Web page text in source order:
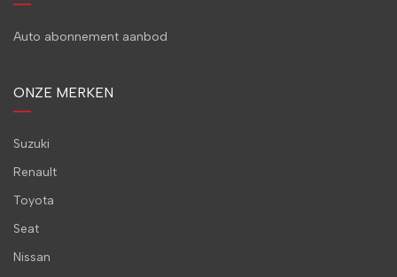
Auto abonnement aanbod
ONZE MERKEN
Suzuki
Renault
Toyota
Seat
Nissan